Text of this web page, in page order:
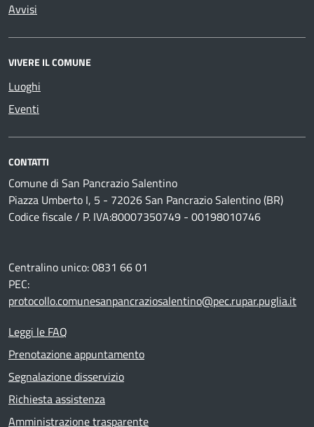
Avvisi
VIVERE IL COMUNE
Luoghi
Eventi
CONTATTI
Comune di San Pancrazio Salentino
Piazza Umberto I, 5 - 72026 San Pancrazio Salentino (BR)
Codice fiscale / P. IVA:80007350749 - 00198010746
Centralino unico: 0831 66 01
PEC:
protocollo.comunesanpancraziosalentino@pec.rupar.puglia.it
Leggi le FAQ
Prenotazione appuntamento
Segnalazione disservizio
Richiesta assistenza
Amministrazione trasparente